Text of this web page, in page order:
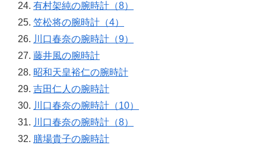
有村架純の腕時計（8）
笠松将の腕時計（4）
川口春奈の腕時計（9）
藤井風の腕時計
昭和天皇裕仁の腕時計
吉田仁人の腕時計
川口春奈の腕時計（10）
川口春奈の腕時計（8）
膳場貴子の腕時計